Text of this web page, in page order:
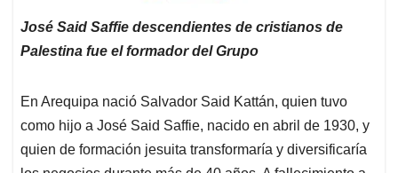
José Said Saffie descendientes de cristianos de
Palestina fue el formador del Grupo
En Arequipa nació Salvador Said Kattán, quien tuvo
como hijo a José Said Saffie, nacido en abril de 1930, y
quien de formación jesuita transformaría y diversificaría